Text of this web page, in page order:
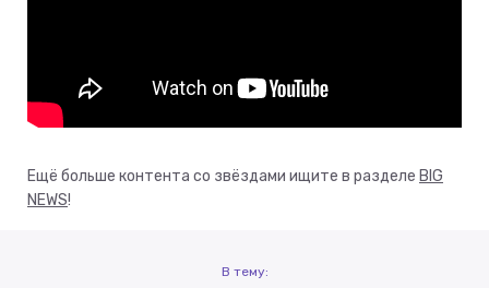
Ещё больше контента со звёздами ищите в разделе BIG
NEWS!
В тему: